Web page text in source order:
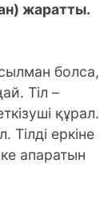
жаратты.
болса,
Тіл –
құрал.
Тілді еркіне
апаратын